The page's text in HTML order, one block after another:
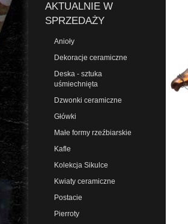
AKTUALNIE W
SPRZEDAŻY
Anioły
Dekoracje ceramiczne
Deska - sztuka
uśmiechnięta
Dzwonki ceramiczne
Główki
Małe formy rzeźbiarskie
Kafle
Kolekcja Sikulce
Kwiaty ceramiczne
Postacie
Pierroty